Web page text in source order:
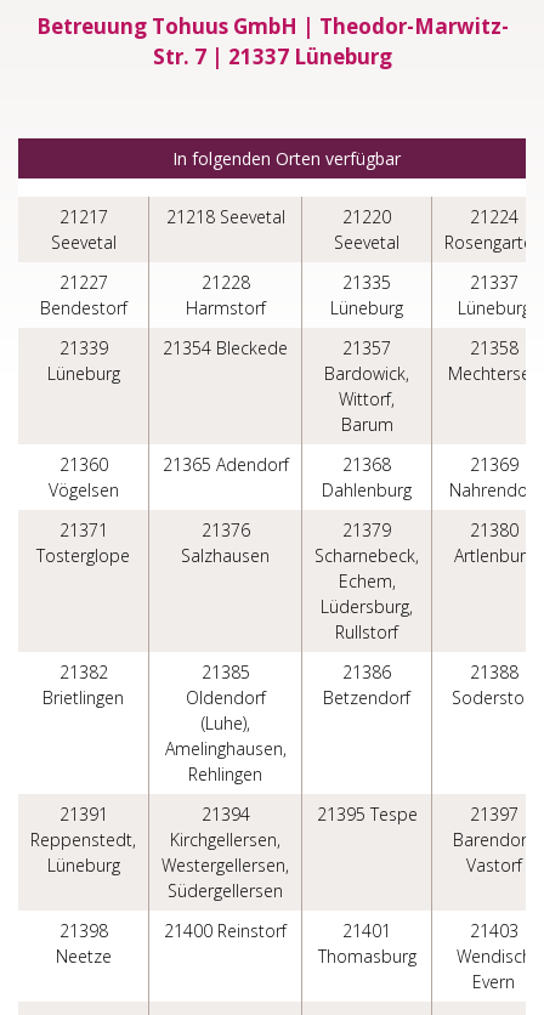
Betreuung Tohuus GmbH | Theodor-Marwitz-
Str. 7 | 21337 Lüneburg
In folgenden Orten verfügbar
21217
Seevetal
21218 Seevetal
21220
Seevetal
21224
Rosengarten
21227
Bendestorf
21228
Harmstorf
21335
Lüneburg
21337
Lüneburg
21339
Lüneburg
21354 Bleckede
21357
Bardowick,
Wittorf,
Barum
21358
Mechtersen
21360
Vögelsen
21365 Adendorf
21368
Dahlenburg
21369
Nahrendorf
21371
Tosterglope
21376
Salzhausen
21379
Scharnebeck,
Echem,
Lüdersburg,
Rullstorf
21380
Artlenburg
21382
Brietlingen
21385
Oldendorf
(Luhe),
Amelinghausen,
Rehlingen
21386
Betzendorf
21388
Soderstorf
21391
Reppenstedt,
Lüneburg
21394
Kirchgellersen,
Westergellersen,
Südergellersen
21395 Tespe
21397
Barendorf,
Vastorf
21398
Neetze
21400 Reinstorf
21401
Thomasburg
21403
Wendisch
Evern